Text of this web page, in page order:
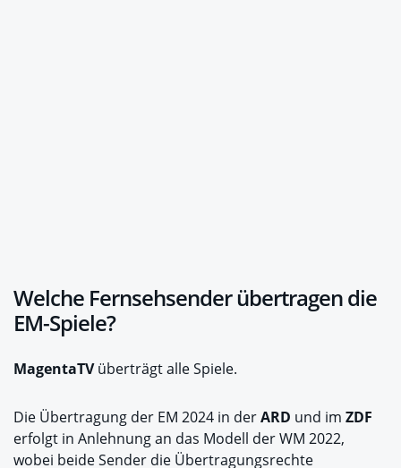
Welche Fernsehsender übertragen die
EM-Spiele?
MagentaTVüberträgt alle Spiele.
Die Übertragung der EM 2024 in derARD und im ZDF
erfolgt in Anlehnung an das Modell der WM 2022,
wobei beide Sender die Übertragungsrechte